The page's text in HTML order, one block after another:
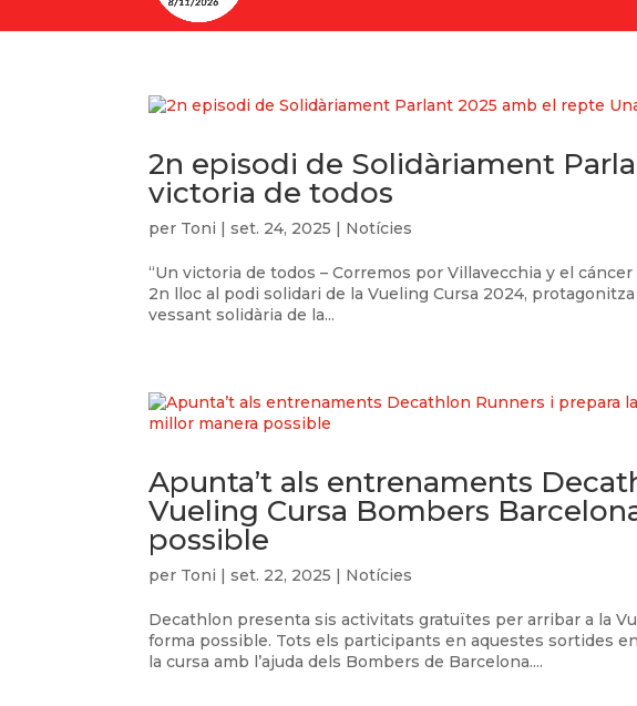
2n episodi de Solidàriament
victoria de todos
per Toni |set. 24, 2025 | Notícies
“Un victoria de todos – Corremos por Villavecchia y el
2n lloc al podi solidari de la Vueling Cursa 2024,
vessant solidària de la...
Apunta’t als entrenaments
Vueling Cursa Bombers
possible
per Toni |set. 22, 2025 | Notícies
Decathlon presenta sis activitats gratuïtes per arribar a la
forma possible. Tots els participants en aquestes sortides
la cursa amb l’ajuda dels Bombers de Barcelona....